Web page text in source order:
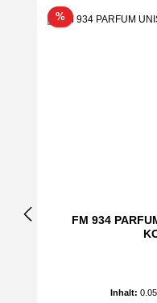
%Rabatt
FM 934
Inhalt: